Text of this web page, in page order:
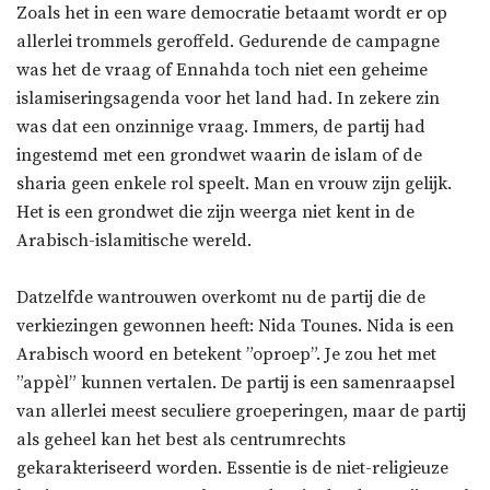
Zoals het in een ware democratie betaamt wordt er op
allerlei trommels geroffeld. Gedurende de campagne
was het de vraag of Ennahda toch niet een geheime
islamiseringsagenda voor het land had. In zekere zin
was dat een onzinnige vraag. Immers, de partij had
ingestemd met een grondwet waarin de islam of de
sharia geen enkele rol speelt. Man en vrouw zijn gelijk.
Het is een grondwet die zijn weerga niet kent in de
Arabisch-islamitische wereld.
Datzelfde wantrouwen overkomt nu de partij die de
verkiezingen gewonnen heeft: Nida Tounes. Nida is een
Arabisch woord en betekent ”oproep”. Je zou het met
”appèl” kunnen vertalen. De partij is een samenraapsel
van allerlei meest seculiere groeperingen, maar de partij
als geheel kan het best als centrumrechts
gekarakteriseerd worden. Essentie is de niet-religieuze